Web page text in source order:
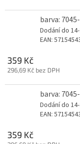
barva:
Dodání do
EAN:
359 Kč
296,69 Kč bez DPH
barva:
Dodání do
EAN:
359 Kč